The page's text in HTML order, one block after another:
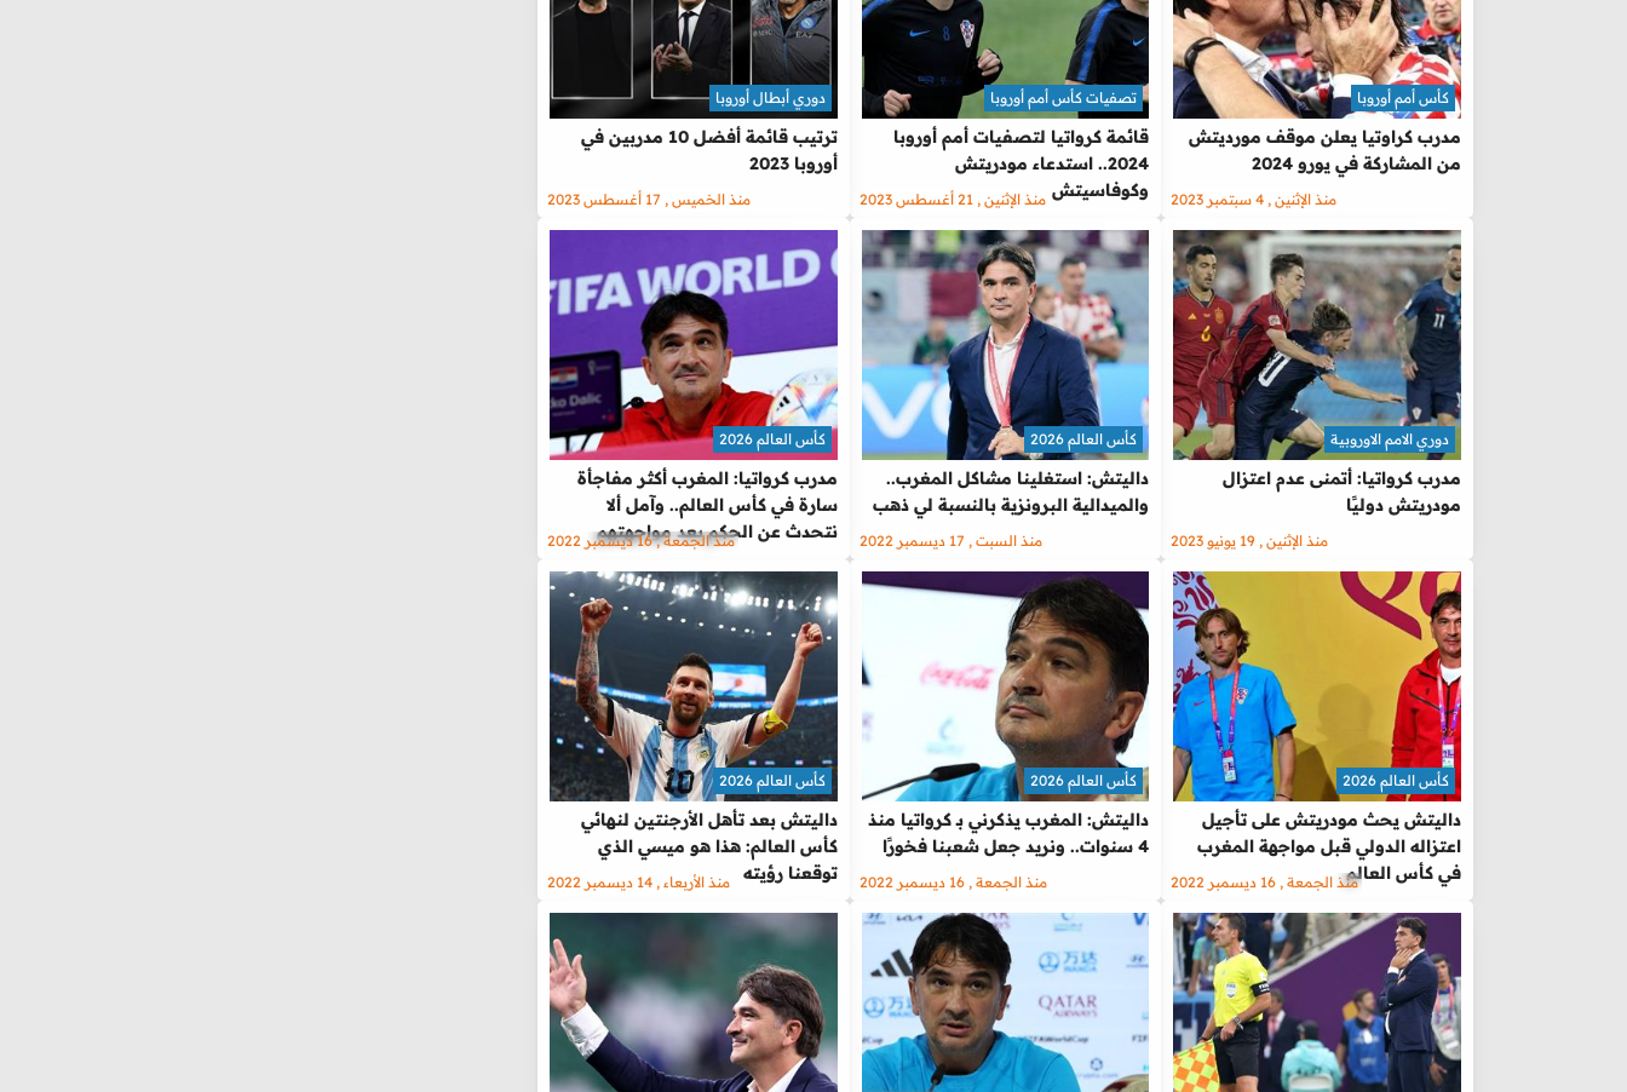
مدرب كراوتيا يعلن موقف مورديتش
من المشاركة في يورو 2024
كأس أمم أوروبا
منذ الإثنين , 4 سبتمبر 2023
قائمة كرواتيا لتصفيات أمم أوروبا
2024.. استدعاء مودريتش
وكوفاسيتش
تصفيات كأس أمم أوروبا
منذ الإثنين , 21 أغسطس 2023
ترتيب قائمة أفضل 10 مدربين في
أوروبا 2023
دوري أبطال أوروبا
منذ الخميس , 17 أغسطس 2023
مدرب كرواتيا: أتمنى عدم اعتزال
مودريتش دوليًا
دوري الامم الاوروبية
منذ الإثنين , 19 يونيو 2023
داليتش: استغلينا مشاكل المغرب..
والميدالية البرونزية بالنسبة لي ذهب
كأس العالم 2026
منذ السبت , 17 ديسمبر 2022
مدرب كرواتيا: المغرب أكثر مفاجأة
سارة في كأس العالم.. وآمل ألا
نتحدث عن الحكم بعد مواجهتهم
كأس العالم 2026
منذ الجمعة , 16 ديسمبر 2022
داليتش يحث مودريتش على تأجيل
اعتزاله الدولي قبل مواجهة المغرب
في كأس العالم
كأس العالم 2026
منذ الجمعة , 16 ديسمبر 2022
داليتش: المغرب يذكرني بـ كرواتيا منذ
4 سنوات.. ونريد جعل شعبنا فخورًا
كأس العالم 2026
منذ الجمعة , 16 ديسمبر 2022
داليتش بعد تأهل الأرجنتين لنهائي
كأس العالم: هذا هو ميسي الذي
توقعنا رؤيته
كأس العالم 2026
منذ الأربعاء , 14 ديسمبر 2022